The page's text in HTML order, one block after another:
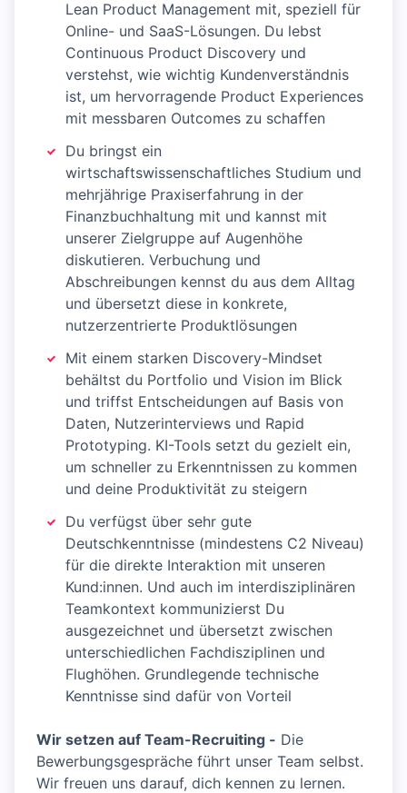
Lean Product Management mit, speziell für
Online- und SaaS-Lösungen. Du lebst
Continuous Product Discovery und
verstehst, wie wichtig Kundenverständnis
ist, um hervorragende Product Experiences
mit messbaren Outcomes zu schaffen
Du bringst ein
wirtschaftswissenschaftliches Studium und
mehrjährige Praxiserfahrung in der
Finanzbuchhaltung mit und kannst mit
unserer Zielgruppe auf Augenhöhe
diskutieren. Verbuchung und
Abschreibungen kennst du aus dem Alltag
und übersetzt diese in konkrete,
nutzerzentrierte Produktlösungen
Mit einem starken Discovery-Mindset
behältst du Portfolio und Vision im Blick
und triffst Entscheidungen auf Basis von
Daten, Nutzerinterviews und Rapid
Prototyping. KI-Tools setzt du gezielt ein,
um schneller zu Erkenntnissen zu kommen
und deine Produktivität zu steigern
Du verfügst über sehr gute
Deutschkenntnisse (mindestens C2 Niveau)
für die direkte Interaktion mit unseren
Kund:innen. Und auch im interdisziplinären
Teamkontext kommunizierst Du
ausgezeichnet und übersetzt zwischen
unterschiedlichen Fachdisziplinen und
Flughöhen. Grundlegende technische
Kenntnisse sind dafür von Vorteil
Wir setzen auf Team-Recruiting - Die
Bewerbungsgespräche führt unser Team selbst.
Wir freuen uns darauf, dich kennen zu lernen.